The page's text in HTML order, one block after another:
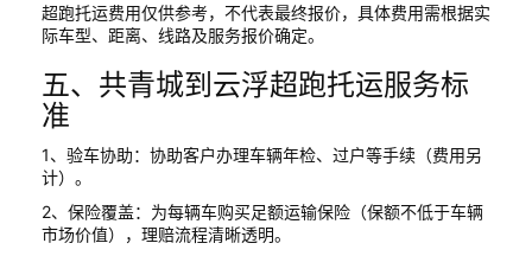
超跑托运费用仅供参考，不代表最终报价，具体费用需根据实
际车型、距离、线路及服务报价确定。
五、共青城到云浮超跑托运服务标
准
1、验车协助：协助客户办理车辆年检、过户等手续（费用另
计）。
2、保险覆盖：为每辆车购买足额运输保险（保额不低于车辆
市场价值），理赔流程清晰透明。